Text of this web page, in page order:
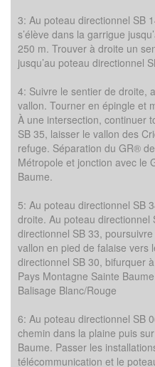
3: Au poteau directionnel SB
s’élève dans la garrigue
250 m. Trouver à droite un
jusqu’au poteau directionnel
4: Suivre le sentier de droite,
vallon. Tourner en épingle et
À une intersection, continuer
SB 35, laisser le vallon des
refuge. Séparation du GR®
Métropole et jonction avec le
Baume.
5: Au poteau directionnel SB
droite. Au poteau
directionnel SB 33,
vallon en pied de falaise vers
directionnel SB 30, bifurquer
Pays Montagne Sainte
Balisage Blanc/Rouge
6: Au poteau directionnel SB
chemin dans la plaine puis
Baume. Passer les
télécommunication et le